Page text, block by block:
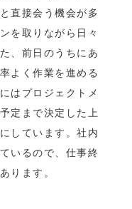
直接会う機会が多
を取りながら日々
、前日のうちにあ
よく作業を進める
はプロジェクトメ
定まで決定した上
しています。社内
いるので、仕事終
ります。